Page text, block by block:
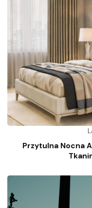
Przytulna Nocna